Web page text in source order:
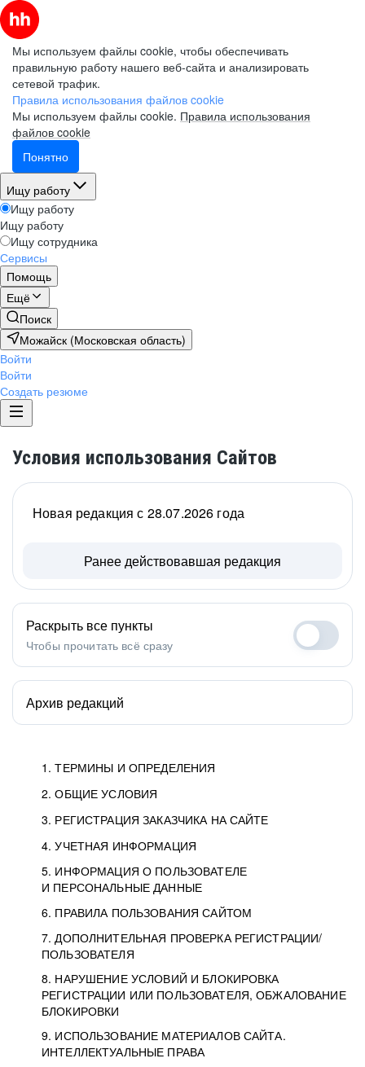
Мы используем файлы cookie, чтобы обеспечивать
правильную работу нашего веб-сайта и анализировать
сетевой трафик.
Правила использования файлов cookie
Мы используем файлы cookie. Правила использования
файлов cookie
Понятно
Ищу работу
Ищу работу
Ищу работу
Ищу сотрудника
Сервисы
Помощь
Ещё
Поиск
Можайск (Московская область)
Войти
Войти
Создать резюме
Условия использования Сайтов
1. ТЕРМИНЫ И ОПРЕДЕЛЕНИЯ
2. ОБЩИЕ УСЛОВИЯ
3. РЕГИСТРАЦИЯ ЗАКАЗЧИКА НА САЙТЕ
4. УЧЕТНАЯ ИНФОРМАЦИЯ
5. ИНФОРМАЦИЯ О ПОЛЬЗОВАТЕЛЕ
И ПЕРСОНАЛЬНЫЕ ДАННЫЕ
6. ПРАВИЛА ПОЛЬЗОВАНИЯ САЙТОМ
7. ДОПОЛНИТЕЛЬНАЯ ПРОВЕРКА РЕГИСТРАЦИИ/
ПОЛЬЗОВАТЕЛЯ
8. НАРУШЕНИЕ УСЛОВИЙ И БЛОКИРОВКА
РЕГИСТРАЦИИ ИЛИ ПОЛЬЗОВАТЕЛЯ, ОБЖАЛОВАНИЕ
БЛОКИРОВКИ
9. ИСПОЛЬЗОВАНИЕ МАТЕРИАЛОВ САЙТА.
ИНТЕЛЛЕКТУАЛЬНЫЕ ПРАВА
Новая редакция с 28.07.2026 года
Ранее действовавшая редакция
Раскрыть все пункты
Чтобы прочитать всё сразу
Архив редакций